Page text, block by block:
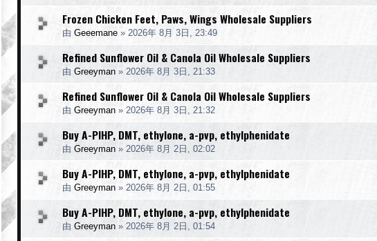
Frozen Chicken Feet, Paws, Wings Wholesale Suppliers
由 Geeemane » 2026年 8月 3日, 23:49
Refined Sunflower Oil & Canola Oil Wholesale Suppliers
由 Greeyman » 2026年 8月 3日, 21:33
Refined Sunflower Oil & Canola Oil Wholesale Suppliers
由 Greeyman » 2026年 8月 3日, 21:32
Buy A-PIHP, DMT, ethylone, a-pvp, ethylphenidate
由 Greeyman » 2026年 8月 2日, 02:02
Buy A-PIHP, DMT, ethylone, a-pvp, ethylphenidate
由 Greeyman » 2026年 8月 2日, 01:55
Buy A-PIHP, DMT, ethylone, a-pvp, ethylphenidate
由 Greeyman » 2026年 8月 2日, 01:54